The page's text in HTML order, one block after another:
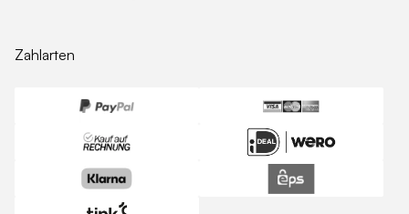
Zahlarten